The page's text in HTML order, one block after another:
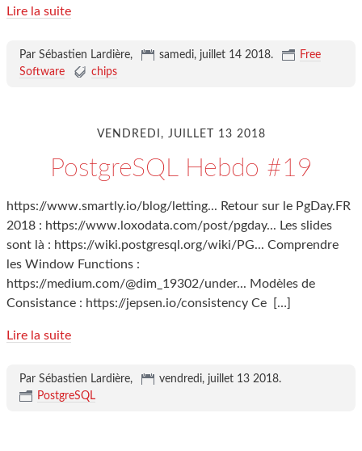
Lire la suite
Par Sébastien Lardière, samedi, juillet 14 2018.
Free
Software
chips
VENDREDI, JUILLET 13 2018
PostgreSQL Hebdo #19
https://www.smartly.io/blog/letting... Retour sur le PgDay.FR
2018 : https://www.loxodata.com/post/pgday... Les slides
sont là : https://wiki.postgresql.org/wiki/PG... Comprendre
les Window Functions :
https://medium.com/@dim_19302/under... Modèles de
Consistance : https://jepsen.io/consistency Ce
[…]
Lire la suite
Par Sébastien Lardière, vendredi, juillet 13 2018.
PostgreSQL